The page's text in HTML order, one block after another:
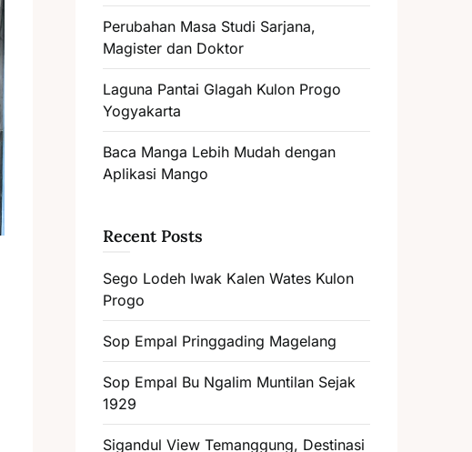
Perubahan Masa Studi Sarjana,
Magister dan Doktor
Laguna Pantai Glagah Kulon Progo
Yogyakarta
Baca Manga Lebih Mudah dengan
Aplikasi Mango
Recent Posts
Sego Lodeh Iwak Kalen Wates Kulon
Progo
Sop Empal Pringgading Magelang
Sop Empal Bu Ngalim Muntilan Sejak
1929
Sigandul View Temanggung, Destinasi